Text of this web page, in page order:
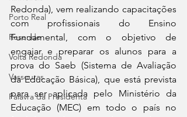
Porto Real
Resende
Volta Redonda
Vassouras
Palavra da Presidenta
Redonda), vem realizando capacitações
com profissionais do Ensino
Fundamental, com o objetivo de
engajar e preparar os alunos para a
prova do Saeb (Sistema de Avaliação
da Educação Básica), que está prevista
para ser aplicada pelo Ministério da
Educação (MEC) em todo o país no